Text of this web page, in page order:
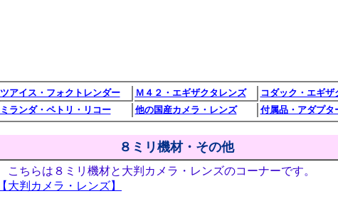
ツアイス・フォクトレンダー Ｍ４２・エギザクタレンズ コダック・エギ
ミランダ・ペトリ・リコー 他の国産カメラ・レンズ 付属品・アダプタ
８ミリ機材・その他
こちらは８ミリ機材と大判カメラ・レンズのコーナーです。
【大判カメラ・レンズ】